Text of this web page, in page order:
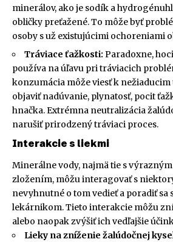
minerálov, ako je sodík a
obličky preťažené. To môže byť
osoby s už existujúcimi ochoreniami
Tráviace ťažkosti: Paradoxne,
používa na úľavu pri tráviacich
konzumácia môže viesť k nežiaducim
objaviť nadúvanie, plynatosť, pocit
hnačka. Extrémna neutralizácia
narušiť prirodzený tráviaci proces.
Interakcie s liekmi
Minerálne vody, najmä tie s
zložením, môžu interagovať s
nevyhnutné o tom vedieť a poradiť sa
lekárnikom. Tieto interakcie môžu
alebo naopak zvýšiť ich vedľajšie
Lieky na zníženie žalúdočnej